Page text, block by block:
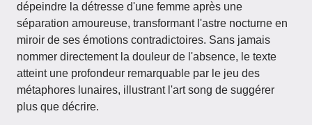
dépeindre la détresse d'une femme après une
séparation amoureuse, transformant l'astre nocturne en
miroir de ses émotions contradictoires. Sans jamais
nommer directement la douleur de l'absence, le texte
atteint une profondeur remarquable par le jeu des
métaphores lunaires, illustrant l'art song de suggérer
plus que décrire.